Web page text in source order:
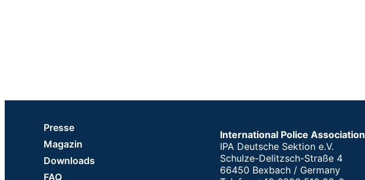
Presse
Magazin
Downloads
FAQ
International Police Association
IPA Deutsche Sektion e.V.
Schulze-Delitzsch-Straße 4
66450 Bexbach / Germany